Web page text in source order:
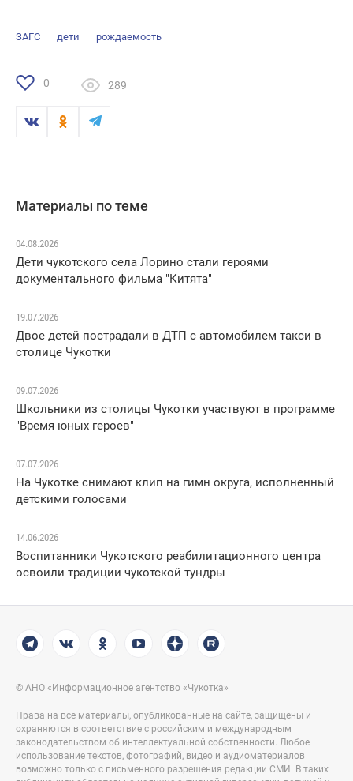
ЗАГС дети рождаемость
0 289
Материалы по теме
04.08.2026
Дети чукотского села Лорино стали героями
документального фильма "Китята"
19.07.2026
Двое детей пострадали в ДТП с автомобилем такси в
столице Чукотки
09.07.2026
Школьники из столицы Чукотки участвуют в программе
"Время юных героев"
07.07.2026
На Чукотке снимают клип на гимн округа, исполненный
детскими голосами
14.06.2026
Воспитанники Чукотского реабилитационного центра
освоили традиции чукотской тундры
© АНО «Информационное агентство «Чукотка»
Права на все материалы, опубликованные на сайте, защищены и
охраняются в соответствие с российским и международным
законодательством об интеллектуальной собственности. Любое
использование текстов, фотографий, видео и аудиоматериалов
возможно только с письменного разрешения редакции СМИ. В таких